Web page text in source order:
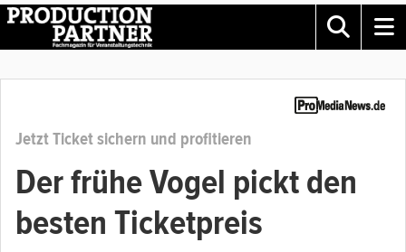
Jetzt Ticket sichern und profitieren
Der frühe Vogel pickt den
besten Ticketpreis